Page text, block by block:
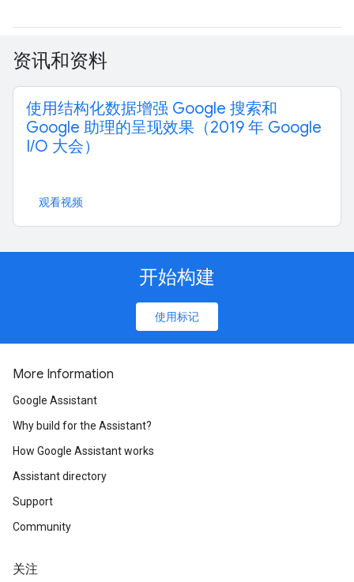
资讯和资料
使用结构化数据增强 Google 搜索和
Google 助理的呈现效果（2019 年 Google
I/O 大会）
观看视频
开始构建
使用标记
More Information
Google Assistant
Why build for the Assistant?
How Google Assistant works
Assistant directory
Support
Community
关注